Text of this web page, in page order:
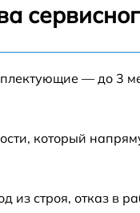
— до 3
который
строя, отказ в